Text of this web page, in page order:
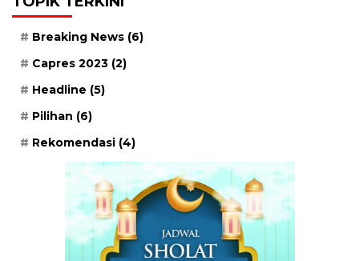
Breaking News (6)
Capres 2023 (2)
Headline (5)
Pilihan (6)
Rekomendasi (4)